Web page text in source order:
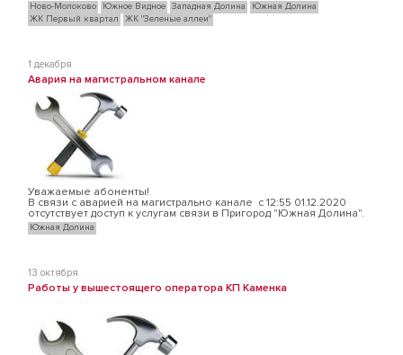
Ново-Молоково Южное Видное Западная Долина
Южная Долина
ЖК Первый квартал
ЖК "Зеленые аллеи"
1 декабря
Авария на магистральном канале
Уважаемые абоненты!
В связи с аварией на магистрально канале с 12:55 01.12.2020
отсутствует доступ к услугам связи в Пригород "Южная Долина".
Южная Долина
13 октября
Работы у вышестоящего оператора КП Каменка